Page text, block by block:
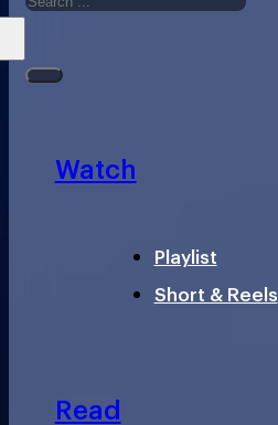
Watch
Playlist
Short & Reels
Read